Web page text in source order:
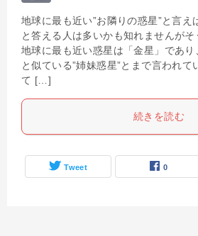
地球に最も近い”お隣りの惑星”と言え
と答える人は多いかも知れませんがそ
地球に最も近い惑星は「金星」であ
と似ている”姉妹惑星”とまで言われて
て […]
続きを読む
Tweet 0